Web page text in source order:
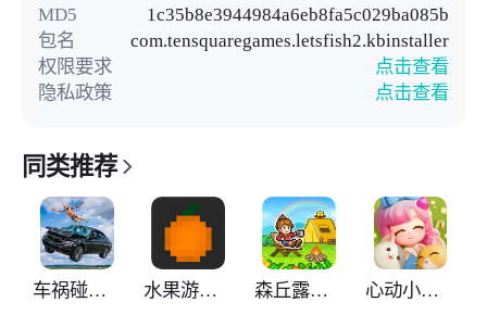
MD5
1c35b8e3944984a6eb8fa5c029ba085b
包名
com.tensquaregames.letsfish2.kbinstaller
权限要求
点击查看
隐私政策
点击查看
同类推荐
车祸碰撞模拟器3 水果游乐场国际版 森丘露营地物语 心动小镇国际服